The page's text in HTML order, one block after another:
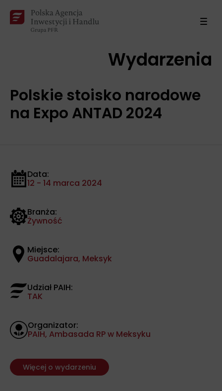
Wydarzenia
Polskie stoisko narodowe
na Expo ANTAD 2024
Data:
12 - 14 marca 2024
Branża:
Żywność
Miejsce:
Guadalajara, Meksyk
Udział PAIH:
TAK
Organizator:
PAIH, Ambasada RP w Meksyku
Więcej o wydarzeniu